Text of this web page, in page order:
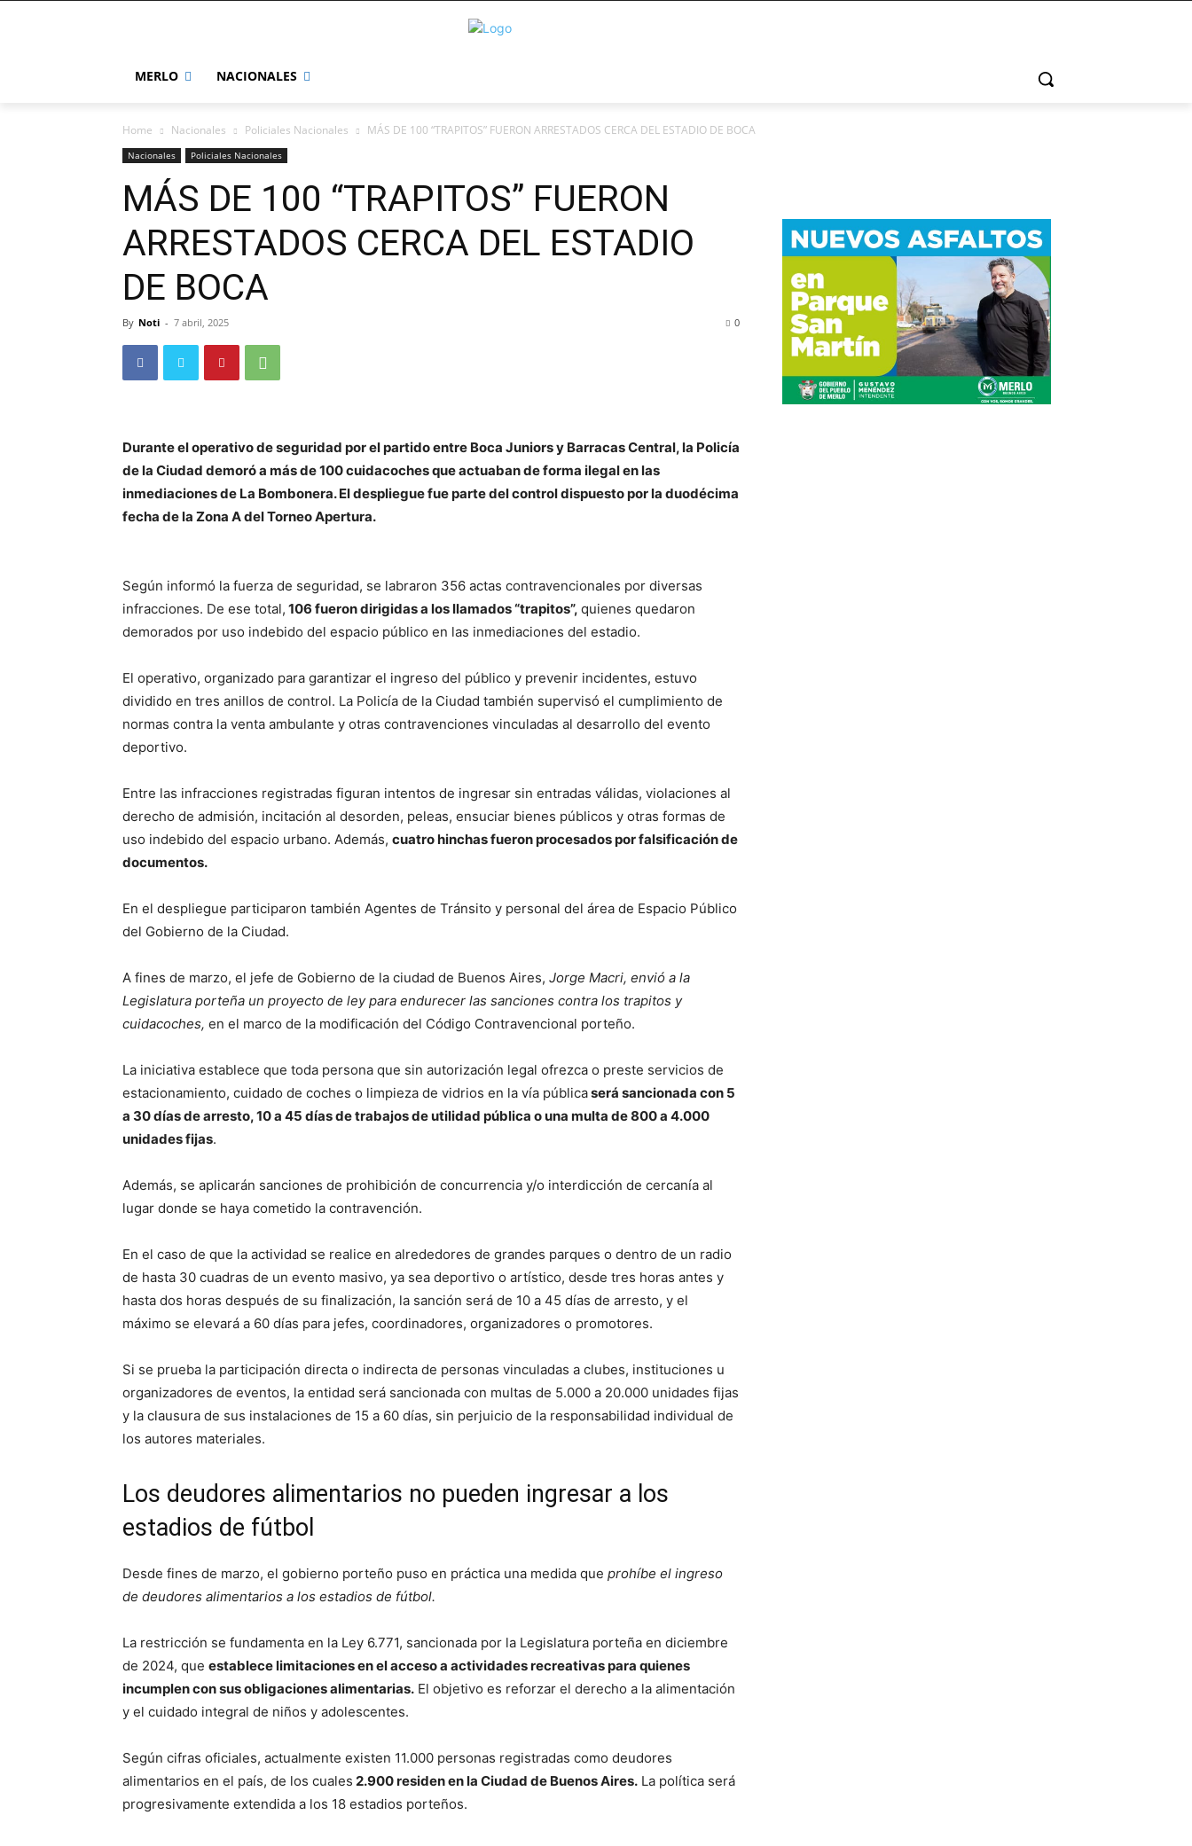
MERLO NACIONALES
Home Nacionales Policiales Nacionales MÁS DE 100 “TRAPITOS” FUERON ARRESTADOS CERCA DEL ESTADIO DE BOCA
Nacionales Policiales Nacionales
MÁS DE 100 “TRAPITOS” FUERON
ARRESTADOS CERCA DEL ESTADIO
DE BOCA
By Noti - 7 abril, 2025 0
Durante el operativo de seguridad por el partido entre Boca Juniors y Barracas Central, la Policía
de la Ciudad demoró a más de 100 cuidacoches que actuaban de forma ilegal en las
inmediaciones de La Bombonera. El despliegue fue parte del control dispuesto por la duodécima
fecha de la Zona A del Torneo Apertura.
Según informó la fuerza de seguridad, se labraron 356 actas contravencionales por diversas
infracciones. De ese total, 106 fueron dirigidas a los llamados “trapitos”, quienes quedaron
demorados por uso indebido del espacio público en las inmediaciones del estadio.
El operativo, organizado para garantizar el ingreso del público y prevenir incidentes, estuvo
dividido en tres anillos de control. La Policía de la Ciudad también supervisó el cumplimiento de
normas contra la venta ambulante y otras contravenciones vinculadas al desarrollo del evento
deportivo.
Entre las infracciones registradas figuran intentos de ingresar sin entradas válidas, violaciones al
derecho de admisión, incitación al desorden, peleas, ensuciar bienes públicos y otras formas de
uso indebido del espacio urbano. Además, cuatro hinchas fueron procesados por falsificación de
documentos.
En el despliegue participaron también Agentes de Tránsito y personal del área de Espacio Público
del Gobierno de la Ciudad.
A fines de marzo, el jefe de Gobierno de la ciudad de Buenos Aires, Jorge Macri, envió a la
Legislatura porteña un proyecto de ley para endurecer las sanciones contra los trapitos y
cuidacoches, en el marco de la modificación del Código Contravencional porteño.
La iniciativa establece que toda persona que sin autorización legal ofrezca o preste servicios de
estacionamiento, cuidado de coches o limpieza de vidrios en la vía públicaserá sancionada con 5
a 30 días de arresto, 10 a 45 días de trabajos de utilidad pública o una multa de 800 a 4.000
unidades fijas.
Además, se aplicarán sanciones de prohibición de concurrencia y/o interdicción de cercanía al
lugar donde se haya cometido la contravención.
En el caso de que la actividad se realice en alrededores de grandes parques o dentro de un radio
de hasta 30 cuadras de un evento masivo, ya sea deportivo o artístico, desde tres horas antes y
hasta dos horas después de su finalización, la sanción será de 10 a 45 días de arresto, y el
máximo se elevará a 60 días para jefes, coordinadores, organizadores o promotores.
Si se prueba la participación directa o indirecta de personas vinculadas a clubes, instituciones u
organizadores de eventos, la entidad será sancionada con multas de 5.000 a 20.000 unidades fijas
y la clausura de sus instalaciones de 15 a 60 días, sin perjuicio de la responsabilidad individual de
los autores materiales.
Los deudores alimentarios no pueden ingresar a los
estadios de fútbol
Desde fines de marzo, el gobierno porteño puso en práctica una medida que prohíbe el ingreso
de deudores alimentarios a los estadios de fútbol.
La restricción se fundamenta en la Ley 6.771, sancionada por la Legislatura porteña en diciembre
de 2024, que establece limitaciones en el acceso a actividades recreativas para quienes
incumplen con sus obligaciones alimentarias. El objetivo es reforzar el derecho a la alimentación
y el cuidado integral de niños y adolescentes.
Según cifras oficiales, actualmente existen 11.000 personas registradas como deudores
alimentarios en el país, de los cuales 2.900 residen en la Ciudad de Buenos Aires. La política será
progresivamente extendida a los 18 estadios porteños.